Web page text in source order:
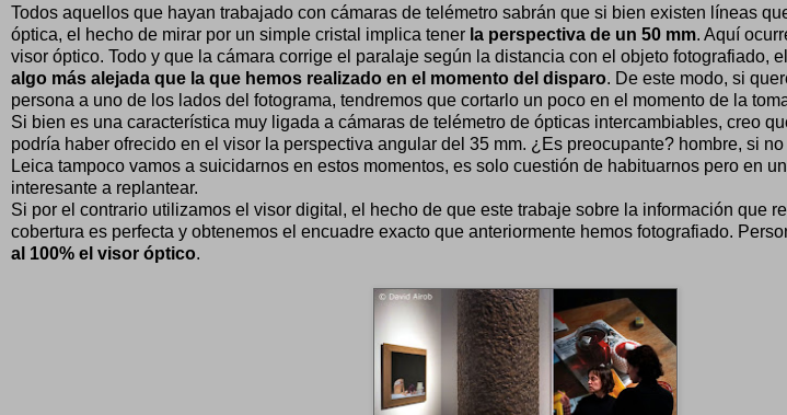
Todos aquellos que hayan trabajado con cámaras de telémetro sabrán que si bien existen líneas
óptica, el hecho de mirar por un simple cristal implica tener la perspectiva de un 50 mm. Aquí
visor óptico. Todo y que la cámara corrige el paralaje según la distancia con el objeto fotografiado,
algo más alejada que la que hemos realizado en el momento del disparo. De este modo, si
persona a uno de los lados del fotograma, tendremos que cortarlo un poco en el momento de la
Si bien es una característica muy ligada a cámaras de telémetro de ópticas intercambiables, creo
podría haber ofrecido en el visor la perspectiva angular del 35 mm. ¿Es preocupante? hombre, si
Leica tampoco vamos a suicidarnos en estos momentos, es solo cuestión de habituarnos pero en
interesante a replantear.
Si por el contrario utilizamos el visor digital, el hecho de que este trabaje sobre la información que
cobertura es perfecta y obtenemos el encuadre exacto que anteriormente hemos fotografiado.
al 100% el visor óptico.